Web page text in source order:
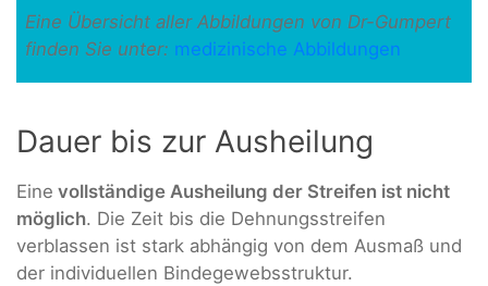
Eine Übersicht aller Abbildungen von Dr-Gumpert
finden Sie unter: medizinische Abbildungen
Dauer bis zur Ausheilung
Eine vollständige Ausheilung der Streifen ist nicht
möglich. Die Zeit bis die Dehnungsstreifen
verblassen ist stark abhängig von dem Ausmaß und
der individuellen Bindegewebsstruktur.